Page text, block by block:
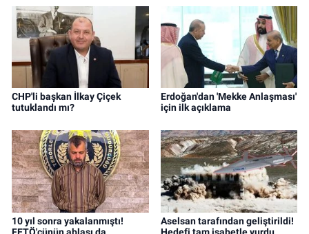
CHP'li başkan İlkay Çiçek
tutuklandı mı?
Erdoğan'dan 'Mekke Anlaşması'
için ilk açıklama
10 yıl sonra yakalanmıştı!
FETÖ'cünün ablası da
Aselsan tarafından geliştirildi!
Hedefi tam isabetle vurdu